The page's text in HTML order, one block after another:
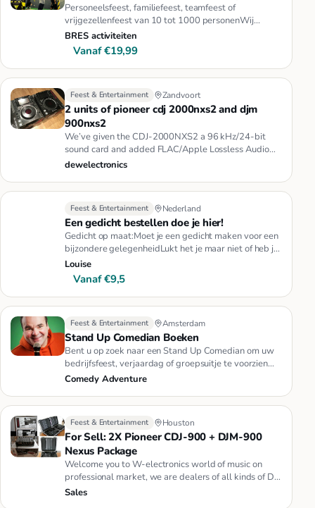
Personeelsfeest, familiefeest, teamfeest of
vrijgezellenfeest van 10 tot 1000 personenWij
komen langs op locatie in Gron…
BRES activiteiten
Vanaf €19,99
Feest & Entertainment Zandvoort
2 units of pioneer cdj 2000nxs2 and djm
900nxs2
We’ve given the CDJ-2000NXS2 a 96 kHz/24-bit
sound card and added FLAC/Apple Lossless Audio
(ALAC) support – paving the …
dewelectronics
Feest & Entertainment Nederland
Een gedicht bestellen doe je hier!
Gedicht op maat:Moet je een gedicht maken voor een
bijzondere gelegenheidLukt het je maar niet of heb je
eenvoudigweg di…
Louise
Vanaf €9,5
Feest & Entertainment Amsterdam
Stand Up Comedian Boeken
Bent u op zoek naar een Stand Up Comedian om uw
bedrijfsfeest, verjaardag of groepsuitje te voorzien
van de nodige humor…
Comedy Adventure
Feest & Entertainment Houston
For Sell: 2X Pioneer CDJ-900 + DJM-900
Nexus Package
Welcome you to W-electronics world of music on
professional market, we are dealers of all kinds of Dj
Equipment Such as …
Sales